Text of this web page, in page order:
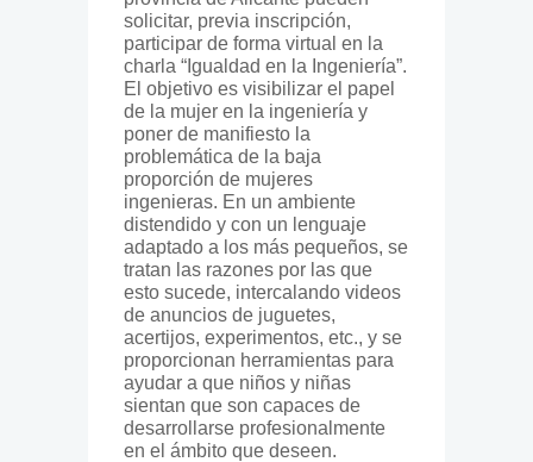
solicitar, previa inscripción,
participar de forma virtual en la
charla “Igualdad en la Ingeniería”.
El objetivo es visibilizar el papel
de la mujer en la ingeniería y
poner de manifiesto la
problemática de la baja
proporción de mujeres
ingenieras. En un ambiente
distendido y con un lenguaje
adaptado a los más pequeños, se
tratan las razones por las que
esto sucede, intercalando videos
de anuncios de juguetes,
acertijos, experimentos, etc., y se
proporcionan herramientas para
ayudar a que niños y niñas
sientan que son capaces de
desarrollarse profesionalmente
en el ámbito que deseen.